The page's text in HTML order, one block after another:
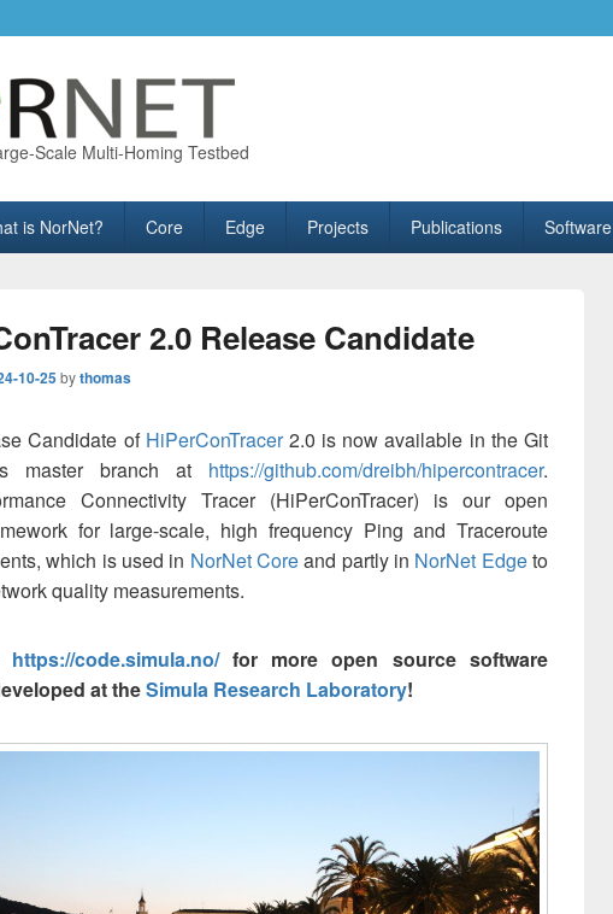
Scale Multi-Homing Testbed
is NorNet? Core Edge Projects Publications Software
2.0 Release Candidate
10-25bythomas
Candidate of HiPerConTracer2.0 is now available in the Git
master branch at https://github.com/dreibh/hipercontracer.
Connectivity Tracer (HiPerConTracer) is our open
for large-scale, high frequency Ping and Traceroute
which is used in NorNet Coreand partly in NorNet Edgeto
quality measurements.
https://code.simula.no/for more open source software
at theSimula Research Laboratory!